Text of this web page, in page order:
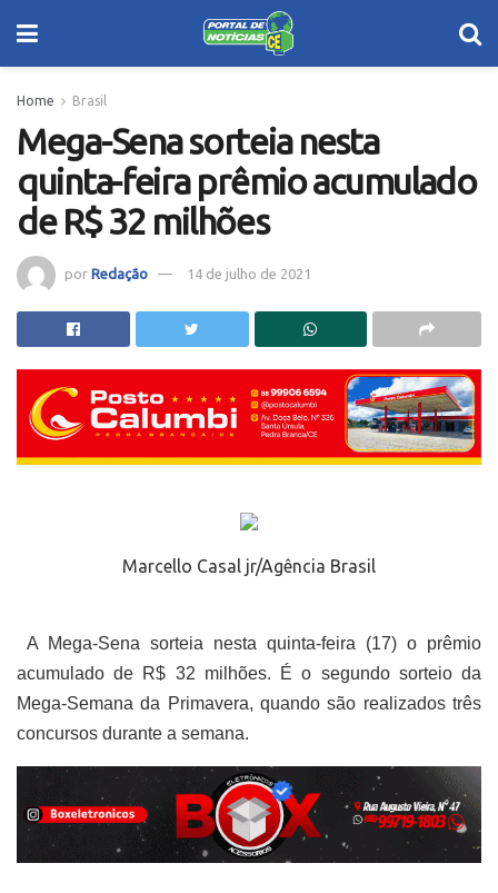
Home Brasil
Mega-Sena sorteia nesta
quinta-feira prêmio acumulado
de R$ 32 milhões
por Redação 14 de julho de 2021
Marcello Casal jr/Agência Brasil
A Mega-Sena sorteia nesta quinta-feira (17) o prêmio
acumulado de R$ 32 milhões. É o segundo sorteio da
Mega-Semana da Primavera, quando são realizados três
concursos durante a semana.